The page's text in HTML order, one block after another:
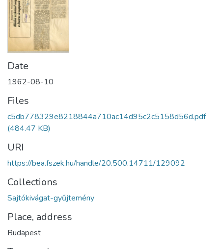
Date
1962-08-10
Files
c5db778329e8218844a710ac14d95c2c5158d56d.pdf
(484.47 KB)
URI
https://bea.fszek.hu/handle/20.500.14711/129092
Collections
Sajtókivágat-gyűjtemény
Place, address
Budapest